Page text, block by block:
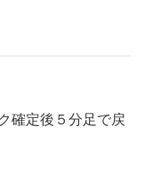
確定後５分足で戻